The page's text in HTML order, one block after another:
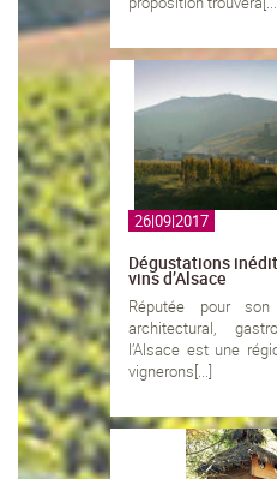
26|09|2017
Dégustations
vins d’Alsace
Réputée pour son
architectural,
l’Alsace est une
vignerons[...]